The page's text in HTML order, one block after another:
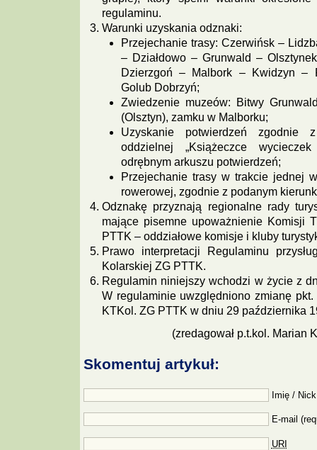
regulaminu.
Warunki uzyskania odznaki:
Przejechanie trasy: Czerwińsk –
– Działdowo – Grunwald –
Dzierzgoń – Malbork – Kwidzyn –
Golub Dobrzyń;
Zwiedzenie muzeów: Bitwy
(Olsztyn), zamku w Malborku;
Uzyskanie potwierdzeń zgodnie
oddzielnej „Książeczce
odrębnym arkuszu potwierdzeń;
Przejechanie trasy w trakcie jednej
rowerowej, zgodnie z podanym
Odznakę przyznają regionalne rady
mające pisemne upoważnienie Komisji
PTTK – oddziałowe komisje i kluby
Prawo interpretacji Regulaminu
Kolarskiej ZG PTTK.
Regulamin niniejszy wchodzi w życie z
W regulaminie uwzględniono zmianę
KTKol. ZG PTTK w dniu 29 października
(zredagował p.t.kol. Marian
Skomentuj artykuł:
Imię /
E-mail
URI